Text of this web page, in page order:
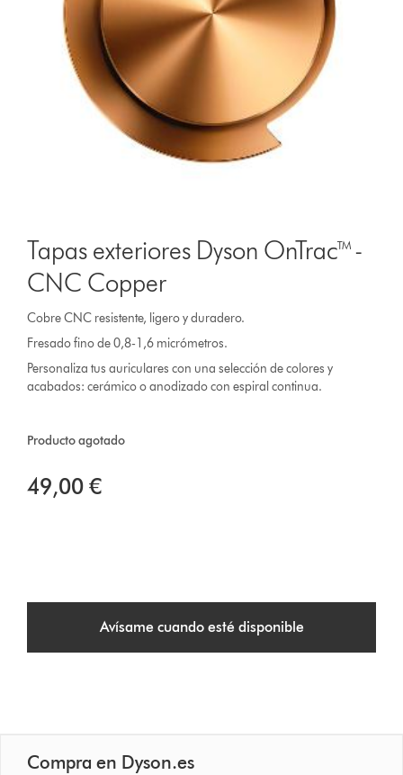
Tapas exteriores Dyson OnTrac™ -
CNC Copper
Cobre CNC resistente, ligero y duradero.
Fresado fino de 0,8-1,6 micrómetros.
Personaliza tus auriculares con una selección de colores y
acabados: cerámico o anodizado con espiral continua.
Producto agotado
49,00 €
Avísame cuando esté disponible
Compra en Dyson.es